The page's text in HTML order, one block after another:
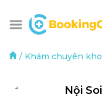
/ Khám chuyên
Nội